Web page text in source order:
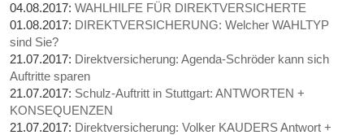
04.08.2017:WAHLHILFE FÜR DIREKTVERSICHERTE
01.08.2017: DIREKTVERSICHERUNG: Welcher WAHLTYP
sind Sie?
21.07.2017: Direktversicherung: Agenda-Schröder kann sich
Auftritte sparen
21.07.2017: Schulz-Auftritt in Stuttgart: ANTWORTEN +
KONSEQUENZEN
21.07.2017: Direktversicherung: Volker KAUDERS Antwort +